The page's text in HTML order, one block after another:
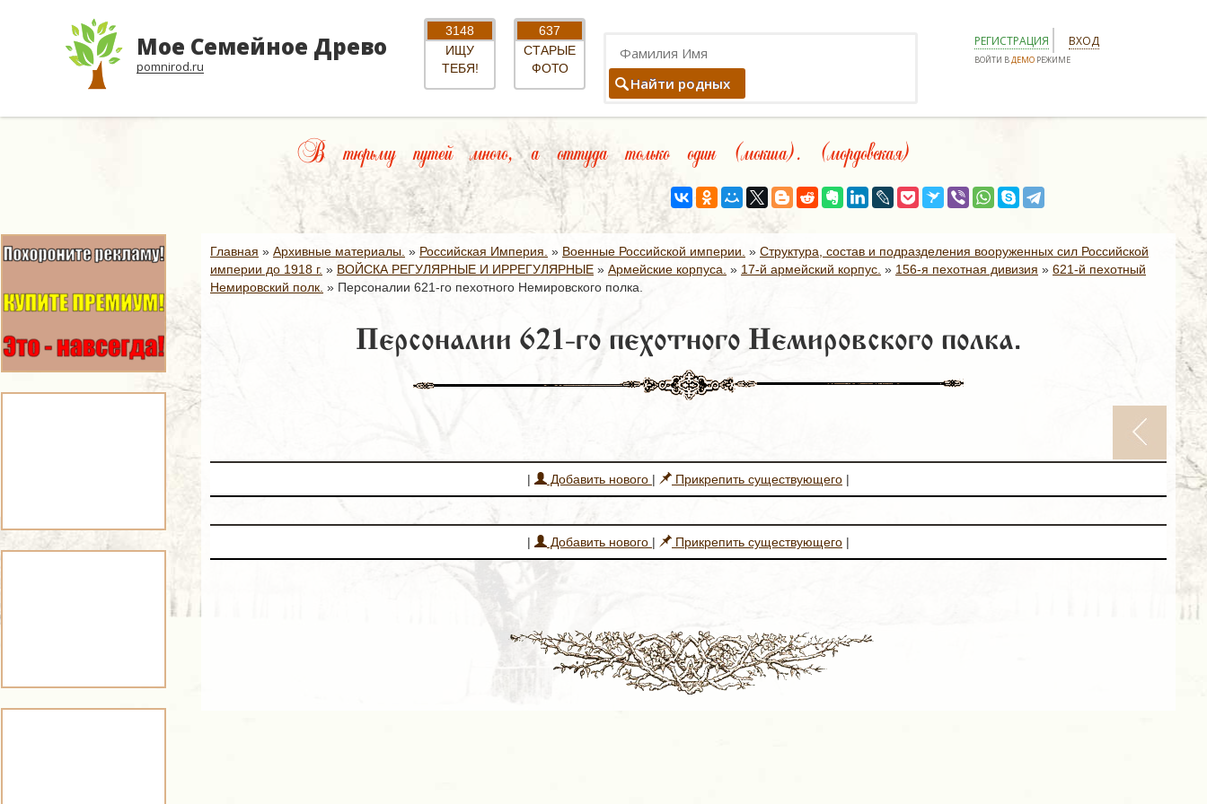
Мое Семейное Древо
pomnirod.ru
3148
ИЩУ
ТЕБЯ!
637
СТАРЫЕ
ФОТО
Найти родных
РЕГИСТРАЦИЯ ВХОД
ВОЙТИ ВДЕМО РЕЖИМЕ
В тюрьму путей много, а оттуда только один (мокша). (мордовская)
Главная » Архивные материалы. » Российская Империя. » Военные Российской империи. » Структура, состав и подразделения вооруженных сил Российской
империи до 1918 г. » ВОЙСКА РЕГУЛЯРНЫЕ И ИРРЕГУЛЯРНЫЕ » Армейские корпуса. » 17-й армейский корпус. » 156-я пехотная дивизия » 621-й пехотный
Немировский полк. » Персоналии 621-го пехотного Немировского полка.
Персоналии 621-го пехотного Немировского полка.
| Добавить нового | Прикрепить существующего |
| Добавить нового | Прикрепить существующего |